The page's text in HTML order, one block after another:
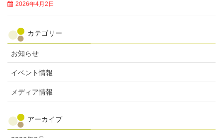
2026年4月2日
カテゴリー
お知らせ
イベント情報
メディア情報
アーカイブ